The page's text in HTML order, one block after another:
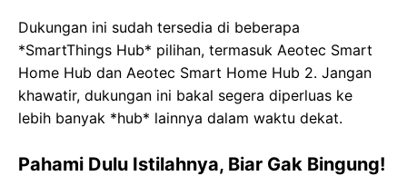
Dukungan ini sudah tersedia di beberapa
*SmartThings Hub* pilihan, termasuk Aeotec Smart
Home Hub dan Aeotec Smart Home Hub 2. Jangan
khawatir, dukungan ini bakal segera diperluas ke
lebih banyak *hub* lainnya dalam waktu dekat.
Pahami Dulu Istilahnya, Biar Gak Bingung!